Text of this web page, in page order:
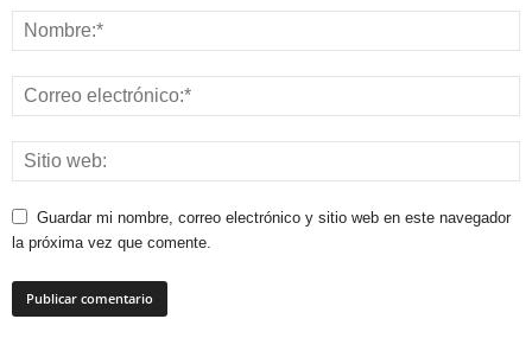
Guardar mi nombre, correo electrónico y sitio web en este navegador
la próxima vez que comente.